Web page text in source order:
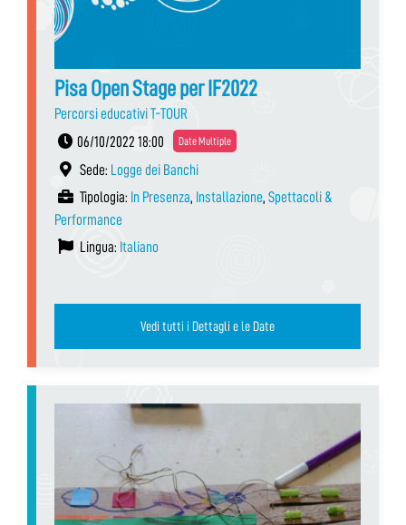
Pisa Open Stage per IF2022
Percorsi educativi T-TOUR
06/10/2022 18:00
Date Multiple
Sede: Logge dei Banchi
Tipologia: In Presenza, Installazione, Spettacoli &
Performance
Lingua: Italiano
Vedi tutti i Dettagli e le Date